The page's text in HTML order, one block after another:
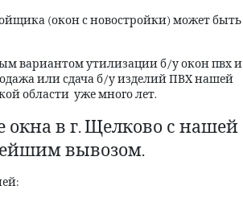
(окон с новостройки) может быть
вариантом утилизации б/у окон пвх и
или сдача б/у изделий ПВХ нашей
области уже много лет.
в г. Щелково с нашей
вывозом.